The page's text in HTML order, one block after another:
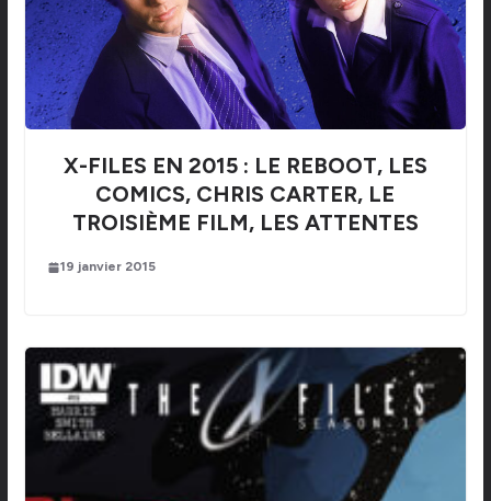
X-FILES EN 2015 : LE REBOOT, LES
COMICS, CHRIS CARTER, LE
TROISIÈME FILM, LES ATTENTES
19 janvier 2015